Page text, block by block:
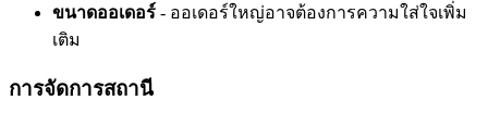
ขนาดออเดอร์ - ออเดอร์ใหญ่อาจต้องการความใส่ใจเพิ่ม
เติม
การจัดการสถานี